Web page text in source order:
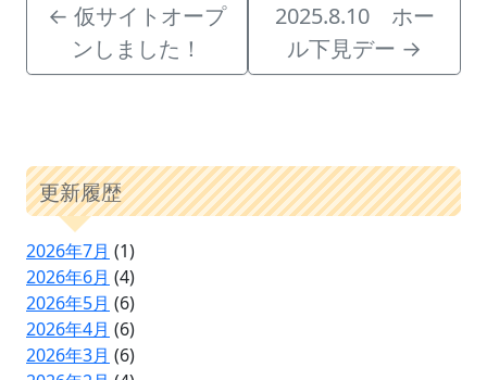
← 仮サイトオープ
ンしました！
2025.8.10 ホー
ル下見デー →
更新履歴
2026年7月 (1)
2026年6月 (4)
2026年5月 (6)
2026年4月 (6)
2026年3月 (6)